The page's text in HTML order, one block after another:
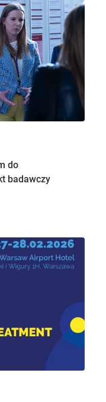
do
badawczy